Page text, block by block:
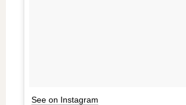
See on Instagram